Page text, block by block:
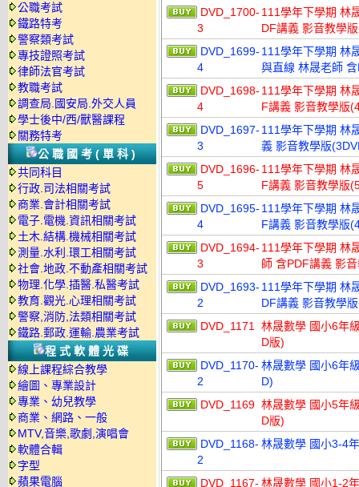
公職考試
鐵路特考
警察類考試
專技證照考試
律師法官考試
教職考試
調查局.國安局.外交人員
學士後中/西/獸醫課程
關務特考
公職國考(單科)
共同科目
行政.司法相關考試
商業.會計相關考試
電子.電機.資訊相關考試
土木.結構.機械相關考試
測量.水利.環工相關考試
社會.地政.不動產相關考試
物理.化學.插醫.私醫考試
教育.觀光.心理相關考試
警察,消防,法類相關考試
鐵路.郵政.運輸.農業考試
程式軟體光碟
線上課程綜合教學
繪圖、專業設計
專業、幼兒教學
商業、網路、一般
MTV,音樂,歌劇,演唱會
軟體合輯
字型
蘋果電腦
DVD_1700-
3
111學年下學期 林
DF講義 影音教學
DVD_1699-
4
111學年下學期 林
與直線 林晟老師
DVD_1698-
4
111學年下學期 林
F講義 影音教學版
DVD_1697-
3
111學年下學期 林
義 影音教學版
DVD_1696-
5
111學年下學期 林
F講義 影音教學版
DVD_1695-
4
111學年下學期 林
F講義 影音教學版
DVD_1694-
3
111學年下學期 林
師 含PDF講義 影
DVD_1693-
2
111學年下學期 林
DF講義 影音教學
DVD_1171
林晟數學 國小6年
D版)
DVD_1170-
2
林晟數學 國小6年
D)
DVD_1169 林晟數學 國小5年
D版)
DVD_1168-
2
林晟數學 國小3-4
DVD_1167- 林晟數學 國小1-2